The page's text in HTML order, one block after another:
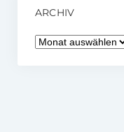
ARCHIV
Archiv